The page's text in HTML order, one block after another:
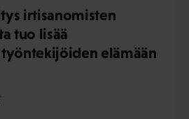
irtisanomisten
tuo lisää
elämään